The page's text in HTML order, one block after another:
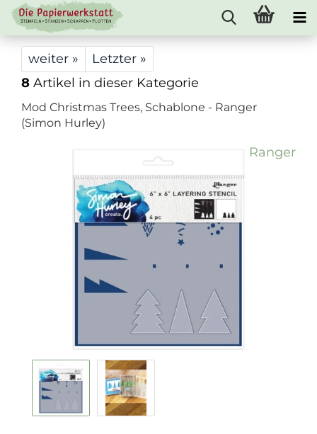
weiter »
Letzter »
8 Artikel in dieser Kategorie
Mod Christmas Trees, Schablone - Ranger
(Simon Hurley)
Ranger